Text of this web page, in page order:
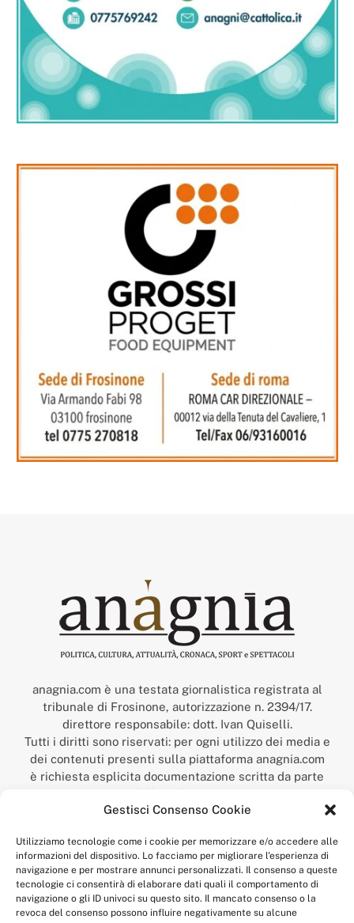
Gestisci Consenso Cookie
Utilizziamo tecnologie come i cookie per memorizzare e/o accedere alle
informazioni del dispositivo. Lo facciamo per migliorare l'esperienza di
navigazione e per mostrare annunci personalizzati. Il consenso a queste
tecnologie ci consentirà di elaborare dati quali il comportamento di
navigazione o gli ID univoci su questo sito. Il mancato consenso o la
revoca del consenso possono influire negativamente su alcune
anagnia.com è una testata giornalistica registrata al
tribunale di Frosinone, autorizzazione n. 2394/17.
direttore responsabile: dott. Ivan Quiselli.
Tutti i diritti sono riservati: per ogni utilizzo dei media e
dei contenuti presenti sulla piattaforma anagnia.com
è richiesta esplicita documentazione scritta da parte
della redazione.
“Anagnia” è un marchio registrato presso l’Ufficio Italiano
Economico,
num. registrazione: 302017000014044 del 9 febbraio 2017.
Per contatti:redazione@anagnia.com